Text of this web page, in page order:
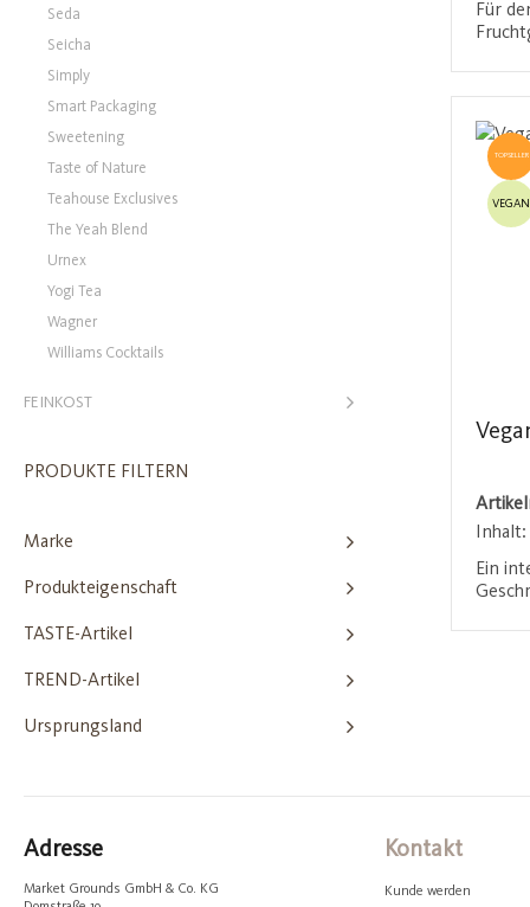
Seda
Seicha
Simply
Smart Packaging
Sweetening
Taste of Nature
Teahouse Exclusives
The Yeah Blend
Urnex
Yogi Tea
Wagner
Williams Cocktails
FEINKOST
PRODUKTE FILTERN
Marke
Produkteigenschaft
TASTE-Artikel
TREND-Artikel
Ursprungsland
Für
dem
TOPSELLER
VEGAN
Inhalt:
Ein
Adresse
Market Grounds GmbH & Co. KG
Kontakt
Kunde werden